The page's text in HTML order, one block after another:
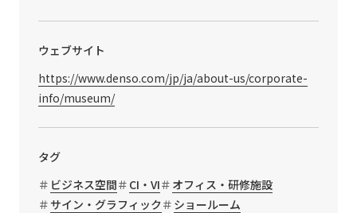
ウェブサイト
https://www.denso.com/jp/ja/about-us/corporate-
info/museum/
タグ
ビジネス空間
CI・VI
オフィス・研修施設
サイン・グラフィック
ショールーム